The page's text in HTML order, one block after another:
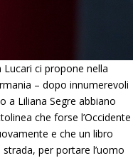
ci propone nella
– dopo innumerevoli
a Liliana Segre abbiano
che forse l’Occidente
e che un libro
per portare l’uomo